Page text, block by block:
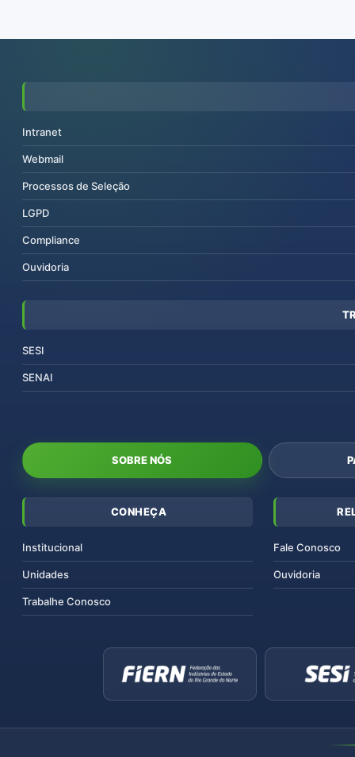
Intranet
Webmail
Processos de Seleção
LGPD
Compliance
Ouvidoria
SESI
SENAI
SOBRE NÓS
CONHEÇA
Institucional
Unidades
Trabalhe Conosco
Fale Conosco
Ouvidoria